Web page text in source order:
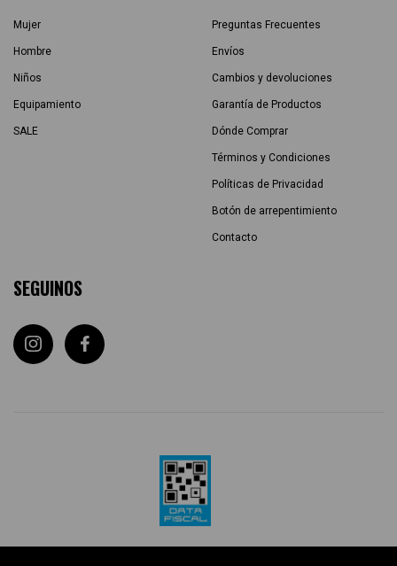
Mujer
Hombre
Niños
Equipamiento
SALE
Preguntas Frecuentes
Envíos
Cambios y devoluciones
Garantía de Productos
Dónde Comprar
Términos y Condiciones
Políticas de Privacidad
Botón de arrepentimiento
Contacto
SEGUINOS